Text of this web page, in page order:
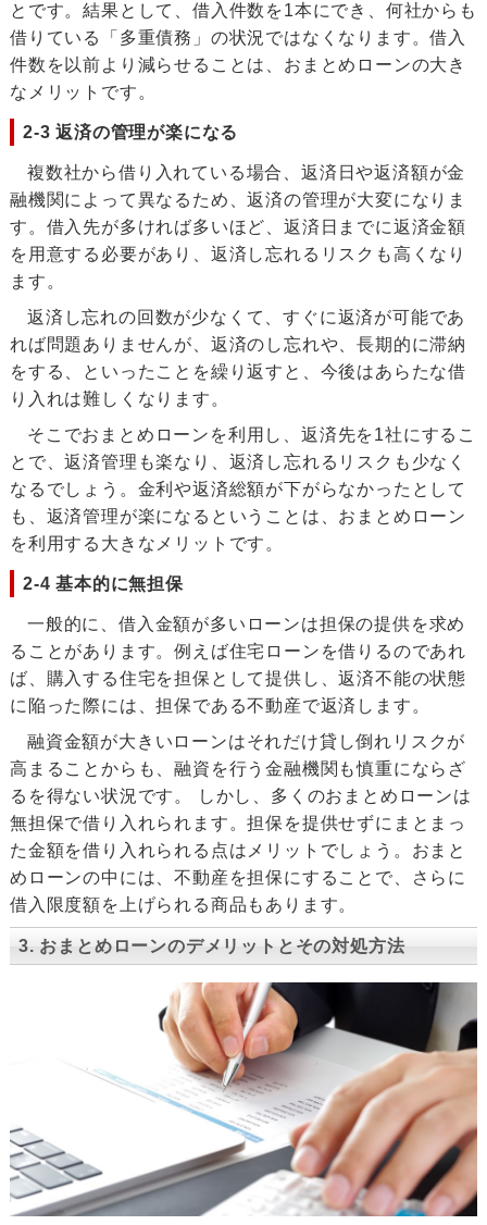
とです。結果として、借入件数を1本にでき、何社からも
借りている「多重債務」の状況ではなくなります。借入
件数を以前より減らせることは、おまとめローンの大き
なメリットです。
2-3 返済の管理が楽になる
複数社から借り入れている場合、返済日や返済額が金
融機関によって異なるため、返済の管理が大変になりま
す。借入先が多ければ多いほど、返済日までに返済金額
を用意する必要があり、返済し忘れるリスクも高くなり
ます。
返済し忘れの回数が少なくて、すぐに返済が可能であ
れば問題ありませんが、返済のし忘れや、長期的に滞納
をする、といったことを繰り返すと、今後はあらたな借
り入れは難しくなります。
そこでおまとめローンを利用し、返済先を1社にするこ
とで、返済管理も楽なり、返済し忘れるリスクも少なく
なるでしょう。金利や返済総額が下がらなかったとして
も、返済管理が楽になるということは、おまとめローン
を利用する大きなメリットです。
2-4 基本的に無担保
一般的に、借入金額が多いローンは担保の提供を求め
ることがあります。例えば住宅ローンを借りるのであれ
ば、購入する住宅を担保として提供し、返済不能の状態
に陥った際には、担保である不動産で返済します。
融資金額が大きいローンはそれだけ貸し倒れリスクが
高まることからも、融資を行う金融機関も慎重にならざ
るを得ない状況です。 しかし、多くのおまとめローンは
無担保で借り入れられます。担保を提供せずにまとまっ
た金額を借り入れられる点はメリットでしょう。おまと
めローンの中には、不動産を担保にすることで、さらに
借入限度額を上げられる商品もあります。
3. おまとめローンのデメリットとその対処方法